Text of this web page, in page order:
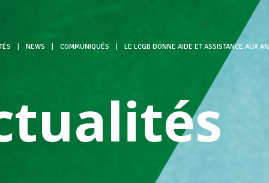
NEWS COMMUNIQUÉS LE LCGB DONNE AIDE ET ASSISTANCE AUX